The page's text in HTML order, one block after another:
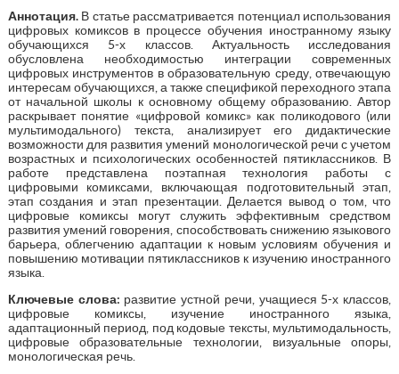
Аннотация.В статье рассматривается потенциал использования
цифровых комиксов в процессе обучения иностранному языку
обучающихся 5-х классов. Актуальность исследования
обусловлена необходимостью интеграции современных
цифровых инструментов в образовательную среду, отвечающую
интересам обучающихся, а также спецификой переходного этапа
от начальной школы к основному общему образованию. Автор
раскрывает понятие «цифровой комикс» как поликодового (или
мультимодального) текста, анализирует его дидактические
возможности для развития умений монологической речи с учетом
возрастных и психологических особенностей пятиклассников. В
работе представлена поэтапная технология работы с
цифровыми комиксами, включающая подготовительный этап,
этап создания и этап презентации. Делается вывод о том, что
цифровые комиксы могут служить эффективным средством
развития умений говорения, способствовать снижению языкового
барьера, облегчению адаптации к новым условиям обучения и
повышению мотивации пятиклассников к изучению иностранного
языка.
Ключевые слова: развитие устной речи, учащиеся 5-х классов,
цифровые комиксы, изучение иностранного языка,
адаптационный период, под кодовые тексты, мультимодальность,
цифровые образовательные технологии, визуальные опоры,
монологическая речь.